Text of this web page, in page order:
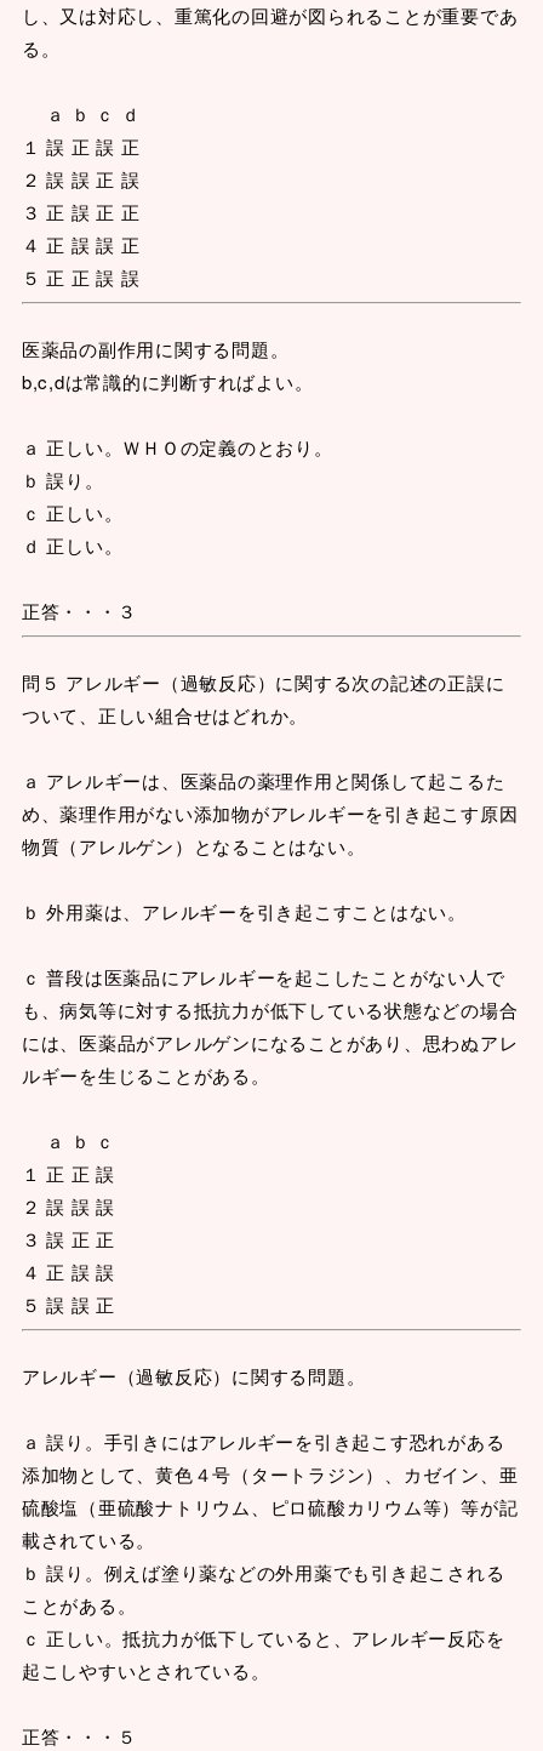
し、又は対応し、重篤化の回避が図られることが重要であ
る。
ａ ｂ ｃ ｄ
１ 誤 正 誤 正
２ 誤 誤 正 誤
３ 正 誤 正 正
４ 正 誤 誤 正
５ 正 正 誤 誤
医薬品の副作用に関する問題。
b,c,dは常識的に判断すればよい。
ａ 正しい。ＷＨＯの定義のとおり。
ｂ 誤り。
ｃ 正しい。
ｄ 正しい。
正答・・・３
問５ アレルギー（過敏反応）に関する次の記述の正誤に
ついて、正しい組合せはどれか。
ａ アレルギーは、医薬品の薬理作用と関係して起こるた
め、薬理作用がない添加物がアレルギーを引き起こす原因
物質（アレルゲン）となることはない。
ｂ 外用薬は、アレルギーを引き起こすことはない。
ｃ 普段は医薬品にアレルギーを起こしたことがない人で
も、病気等に対する抵抗力が低下している状態などの場合
には、医薬品がアレルゲンになることがあり、思わぬアレ
ルギーを生じることがある。
ａ ｂ ｃ
１ 正 正 誤
２ 誤 誤 誤
３ 誤 正 正
４ 正 誤 誤
５ 誤 誤 正
アレルギー（過敏反応）に関する問題。
ａ 誤り。手引きにはアレルギーを引き起こす恐れがある
添加物として、黄色４号（タートラジン）、カゼイン、亜
硫酸塩（亜硫酸ナトリウム、ピロ硫酸カリウム等）等が記
載されている。
ｂ 誤り。例えば塗り薬などの外用薬でも引き起こされる
ことがある。
ｃ 正しい。抵抗力が低下していると、アレルギー反応を
起こしやすいとされている。
正答・・・５